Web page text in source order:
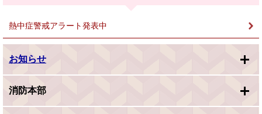
熱中症警戒アラート発表中
お知らせ
消防本部